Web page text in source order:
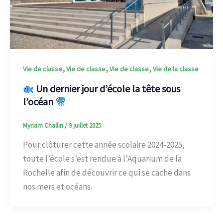
Vie de classe,Vie de classe,Vie de classe,Vie de la classe
Un dernier jour d’école la tête sous
l’océan
Myriam Challin/ 9 juillet 2025
Pour clôturer cette année scolaire 2024-2025,
toute l’école s’est rendue à l’Aquarium de la
Rochelle afin de découvrir ce qui se cache dans
nos mers et océans.